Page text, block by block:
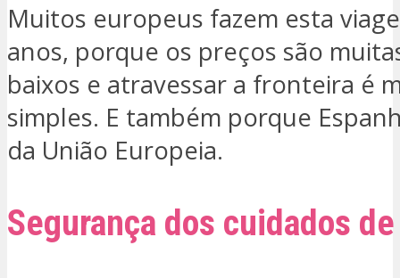
Muitos europeus fazem esta
anos, porque os preços são
baixos e atravessar a fronteira é
simples. E também porque
da União Europeia.
Segurança dos cuidados